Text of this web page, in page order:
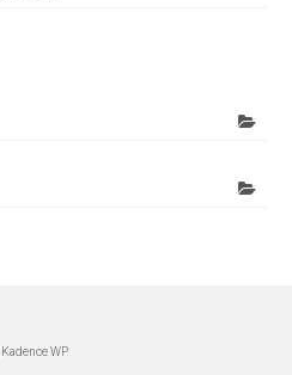
Kadence WP